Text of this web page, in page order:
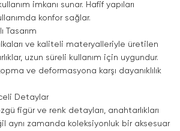
imkanı sunar. Hafif yapıları
konfor sağlar.
Tasarım
ve kaliteli materyalleriyle üretilen
uzun süreli kullanım için uygundur.
ve deformasyona karşı dayanıklılık
Detaylar
figür ve renk detayları, anahtarlıkları
aynı zamanda koleksiyonluk bir aksesuar